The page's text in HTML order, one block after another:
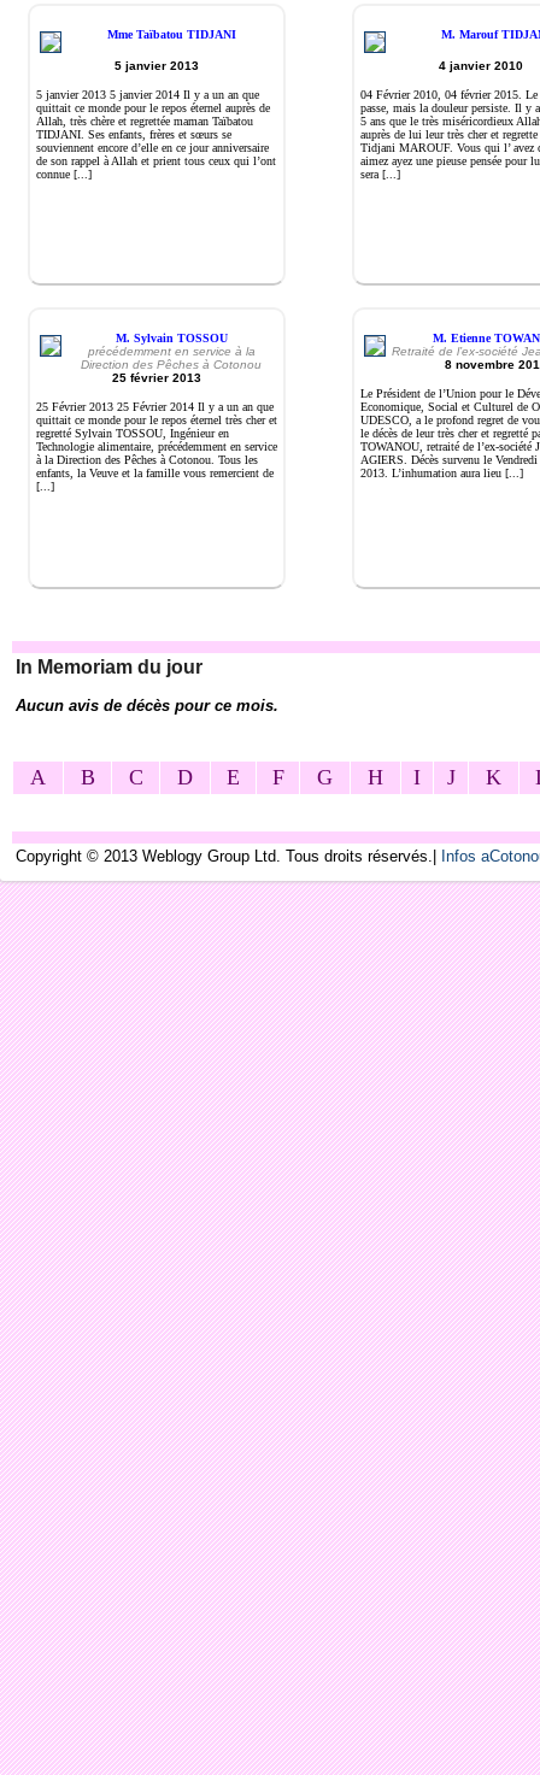
Mme Taïbatou TIDJANI
5 janvier 2013
5 janvier 2013 5 janvier 2014 Il y a un an que
quittait ce monde pour le repos éternel auprès de
Allah, très chère et regrettée maman Taïbatou
TIDJANI. Ses enfants, frères et sœurs se
souviennent encore d’elle en ce jour anniversaire
de son rappel à Allah et prient tous ceux qui l’ont
connue [...]
M. Marouf
4 janvier 2010
04 Février 2010, 04 février 2015. Le
passe, mais la douleur persiste. Il y
5 ans que le très miséricordieux
auprès de lui leur très cher et regrette
Tidjani MAROUF. Vous qui l’ avez
aimez ayez une pieuse pensée pour
sera [...]
M. Sylvain TOSSOU
précédemment en service à la
Direction des Pêches à Cotonou
25 février 2013
25 Février 2013 25 Février 2014 Il y a un an que
quittait ce monde pour le repos éternel très cher et
regretté Sylvain TOSSOU, Ingénieur en
Technologie alimentaire, précédemment en service
à la Direction des Pêches à Cotonou. Tous les
enfants, la Veuve et la famille vous remercient de
[...]
M. Etienne
Retraité de l’ex-société
8 novembre
Le Président de l’Union pour le
Economique, Social et Culturel de
UDESCO, a le profond regret de
le décès de leur très cher et regretté
TOWANOU, retraité de l’ex-société
AGIERS. Décès survenu le
2013. L’inhumation aura lieu [...]
In Memoriam du jour
Aucun avis de décès pour ce mois.
A B C D E F G H I J K
Copyright © 2013 Weblogy Group Ltd. Tous droits réservés.| Infos